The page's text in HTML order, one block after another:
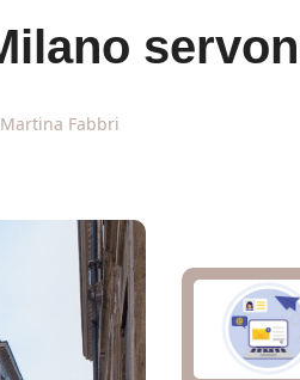
Martina Fabbri